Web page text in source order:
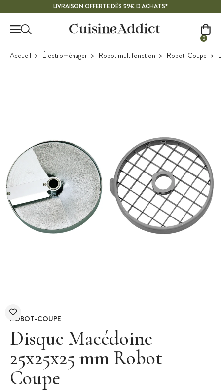
LIVRAISON OFFERTE DÈS 59€ D'ACHATS*
0
Accueil Électroménager Robot multifonction Robot-Coupe
ROBOT-COUPE
Disque Macédoine
25x25x25 mm Robot
Coupe